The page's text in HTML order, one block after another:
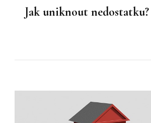
Jak uniknout nedostatku?